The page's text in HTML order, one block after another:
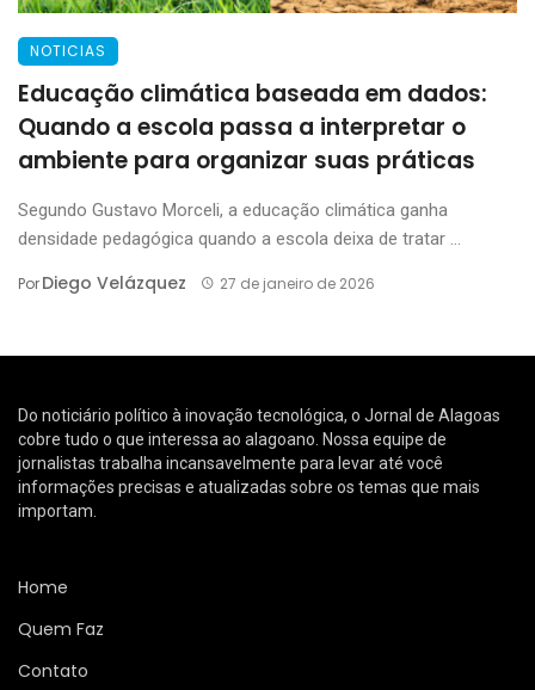
NOTICIAS
Educação climática baseada em dados:
Quando a escola passa a interpretar o
ambiente para organizar suas práticas
Segundo Gustavo Morceli, a educação climática ganha
densidade pedagógica quando a escola deixa de tratar ...
PorDiego Velázquez 27 de janeiro de 2026
Do noticiário político à inovação tecnológica, o Jornal de Alagoas
cobre tudo o que interessa ao alagoano. Nossa equipe de
jornalistas trabalha incansavelmente para levar até você
informações precisas e atualizadas sobre os temas que mais
importam.
Home
Quem Faz
Contato